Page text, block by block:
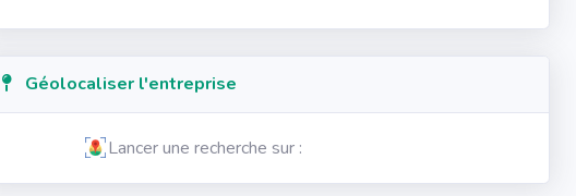
Géolocaliser l'entreprise
Lancer une recherche sur :